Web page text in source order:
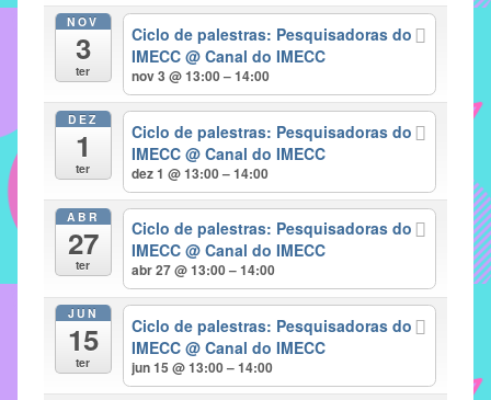
alunos,
professores
pacificadoras
problemas
verificados
instituto,
NOV
3
ter
Ciclo de palestras: Pesquisadoras do
IMECC@ Canal do IMECC
nov 3 @ 13:00 – 14:00
DEZ
1
ter
Ciclo de palestras: Pesquisadoras do
IMECC@ Canal do IMECC
dez 1 @ 13:00 – 14:00
ABR
27
ter
Ciclo de palestras: Pesquisadoras do
IMECC@ Canal do IMECC
abr 27 @ 13:00 – 14:00
JUN
15
ter
Ciclo de palestras: Pesquisadoras do
IMECC@ Canal do IMECC
jun 15 @ 13:00 – 14:00